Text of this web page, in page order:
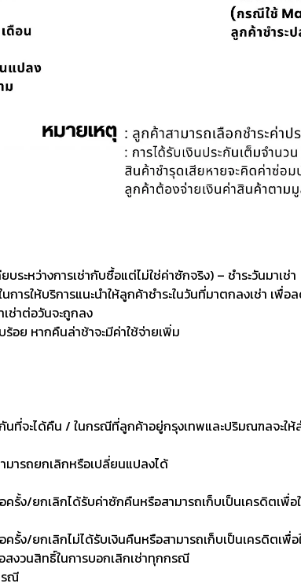
ระหว่างการเช่ากับซื้อแต่ไม่ใช่ค่าซักจริง) – ชำระวันมาเช่า
ารให้บริการแนะนำให้ลูกค้าชำระในวันที่มาตกลงเช่า เพื่
เช่าต่อวันจะถูกลง
อย หากคืนล่าช้าจะมีค่าใช้จ่ายเพิ่ม
ที่จะได้คืน / ในกรณีที่ลูกค้าอยู่กรุงเทพและปริมณฑลจะให้
มารถยกเลิกหรือเปลี่ยนแปลงได้
ง/ยกเลิกได้รับค่าซักคืนหรือสามารถเก็บเป็นเครดิตเพื่อ
/ยกเลิกไม่ได้รับเงินคืนหรือสามารถเก็บเป็นเครดิตเพื่
สงวนสิทธิ์ในการบอกเลิกเช่าทุกกรณี
รณี